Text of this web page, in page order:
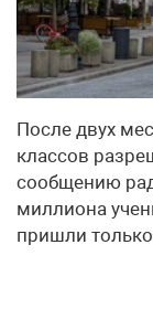
После двух
классов
сообщению
миллиона
пришли